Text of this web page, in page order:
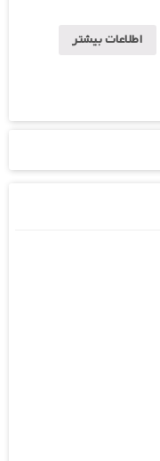
اطلاعات بیشتر